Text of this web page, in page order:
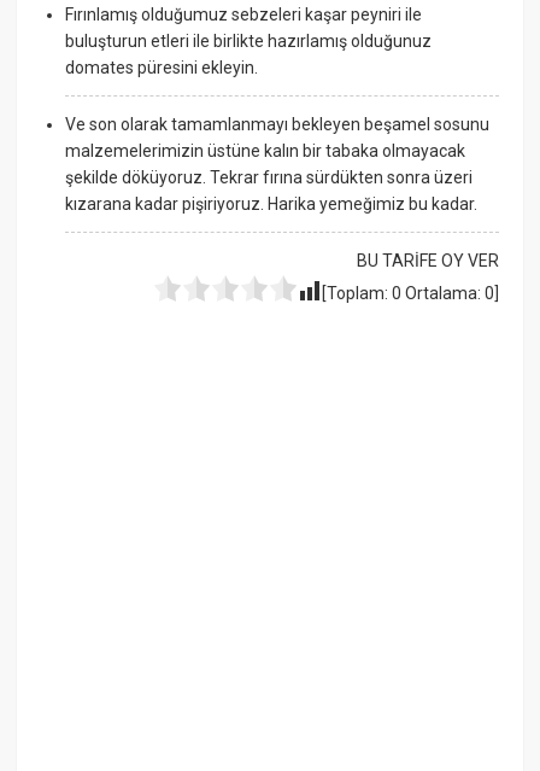
Fırınlamış olduğumuz sebzeleri kaşar peyniri ile
buluşturun etleri ile birlikte hazırlamış olduğunuz
domates püresini ekleyin.
Ve son olarak tamamlanmayı bekleyen beşamel sosunu
malzemelerimizin üstüne kalın bir tabaka olmayacak
şekilde döküyoruz. Tekrar fırına sürdükten sonra üzeri
kızarana kadar pişiriyoruz. Harika yemeğimiz bu kadar.
BU TARİFE OY VER
[Toplam: 0 Ortalama: 0